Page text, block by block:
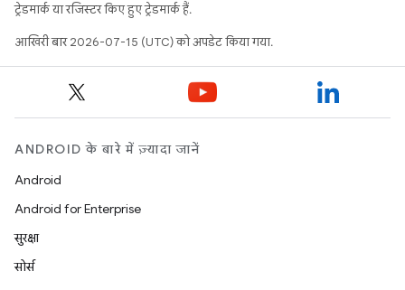
ट्रेडमार्क या रजिस्टर किए हुए ट्रेडमार्क हैं.
आखिरी बार 2026-07-15 (UTC) को अपडेट किया गया.
ANDROID के बारे में ज़्यादा जानें
Android
Android for Enterprise
सुरक्षा
सोर्स